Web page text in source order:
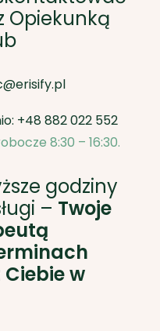
+48 882 022 552
8:30 – 16:30.
godziny
–Twoje
w
psychologa online w
wynosi 4,8.